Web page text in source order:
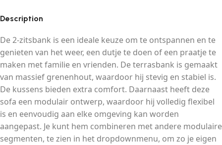
Description
De 2-zitsbank is een ideale keuze om te ontspannen en te
genieten van het weer, een dutje te doen of een praatje te
maken met familie en vrienden. De terrasbank is gemaakt
van massief grenenhout, waardoor hij stevig en stabiel is.
De kussens bieden extra comfort. Daarnaast heeft deze
sofa een modulair ontwerp, waardoor hij volledig flexibel
is en eenvoudig aan elke omgeving kan worden
aangepast. Je kunt hem combineren met andere modulaire
segmenten, te zien in het dropdownmenu, om zo je eigen